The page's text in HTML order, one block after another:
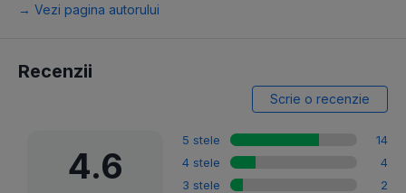
→ Vezi pagina autorului
Recenzii
Scrie o recenzie
4.6
5 stele
14
4 stele
4
3 stele
2